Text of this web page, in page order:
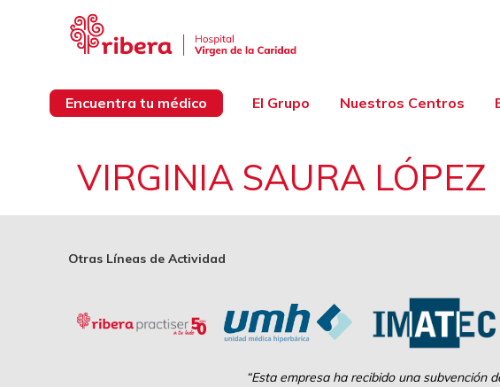
Encuentra tu médico El Grupo Nuestros Centros
VIRGINIA SAURA LÓPEZ
Otras Líneas de Actividad
“Esta empresa ha recibido una subvención